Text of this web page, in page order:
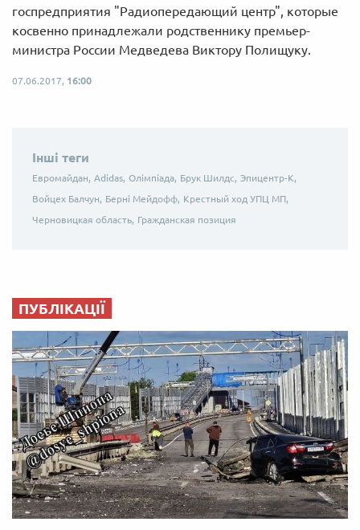
госпредприятия "Радиопередающий центр", которые
косвенно принадлежали родственнику премьер-
министра России Медведева Виктору Полищуку.
07.06.2017, 16:00
Інші теги
Евромайдан, Adidas, Олімпіада, Брук Шилдс, Эпицентр-К,
Войцех Балчун, Берні Мейдофф, Крестный ход УПЦ МП,
Черновицкая область, Гражданская позиция
ПУБЛІКАЦІЇ